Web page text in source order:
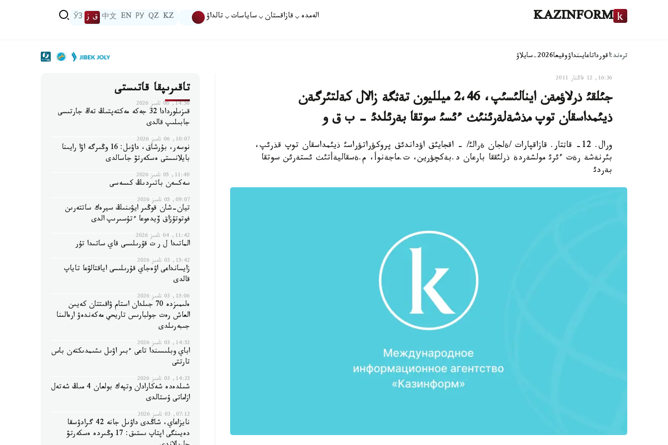
KAZINFORM الەمدە قازاقستان ساياسات تالداۋ KZ
QZ
РУ
EN
中文 ق ز ЎЗ
ترەند:اقورداتاعايىنداۋوقيعا2026-سايلاۋ
16:36, 12 قاڭتار 2011
جئلقئ ذرلاؤمةن اينالئسئپ، 2،46 ميلليون تةثگة زالال كةلتئرگةن
ذيئمداسقان توپ مذشةلةرئنئث ءئسئ سوتقا بةرئلدئ - ب ق و
ورال. 12- قاثتار. قازاقپارات /ةلجان ةرالئ/ - اقجايئق اؤداندئق پروكؤراتؤراسئ ذيئمداسقان توپ قذرئپ،
بئرنةشة رةت ءئرئ مولشةردة ذرلئققا بارعان د.بةكچؤرين، ت.ماجةنوأ، م.ةسقاليةأتئث ئستةرئن سوتقا
بةردئ
تاقىرىپقا قاتىستى
14:56, 06 تامىز 2026
قىزىلوردادا 32 جەكە مەكتەپتىڭ تەڭ جارتىسى
جابىلىپ قالدى
10:07, 06 تامىز 2026
نوسەر، بۇرشاق، داۋىل: 16 وڭىرگە اۋا رايىنا
بايلانىستى ەسكەرتۋ جاسالدى
11:40, 05 تامىز 2026
سەكسەن باتىردىڭ كىسەسى
09:07, 05 تامىز 2026
تيان-شان قوڭىر ايۋىنىڭ سيرەك ساتتەرىن
فوتوتۇزاق ۆيدەوعا ءتۇسىرىپ الدى
11:42, 04 تامىز 2026
الماتىدا ل ر ت قۇرىلىسى قاي ساتىدا تۇر
15:42, 03 تامىز 2026
زايسانداعى اۋەجاي قۇرىلىسى اياقتالۋعا تاياپ
قالدى
15:06, 03 تامىز 2026
ەلىمىزدە 70 جىلدان استام ۋاقىتتان كەيىن
العاش رەت جولبارىس تاريحي مەكەندەۋ ارەالىنا
جىبەرىلدى
14:52, 03 تامىز 2026
اباي وبلىسىندا تاعى ءبىر اۋىل ىشىمدىكتەن باس
تارتتى
14:23, 03 تامىز 2026
شىلدەدە شەكارادان وتپەك بولعان 4 مىڭ شەتەل
ازاماتى ۇستالدى
07:12, 03 تامىز 2026
نايزاعاي، شاڭدى داۋىل جانە 42 گرادۋسقا
دەيىنگى اپتاپ ىستىق: 17 وڭىردە ەسكەرتۋ